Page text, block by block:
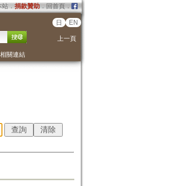
站． 捐款贊助．回首頁．
日 EN
上一頁
相關連結